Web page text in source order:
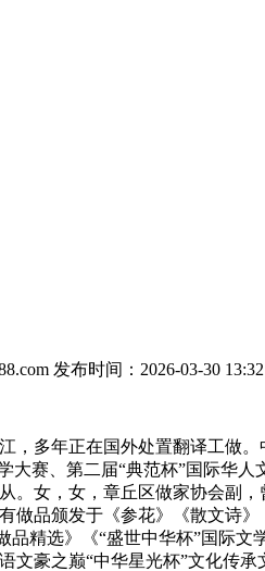
发布时间：2026-03-30 13:32
多年正在国外处置翻译工做
赛、第二届“典范杯”国际华
女，女，章丘区做家协会副
品颁发于《参花》《散文诗
精选》《“盛世中华杯”国际
豪之巅“中华星光杯”文化传